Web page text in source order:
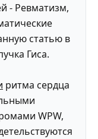
- Ревматизм,
статью в
Гиса.
ритма сердца
WPW,